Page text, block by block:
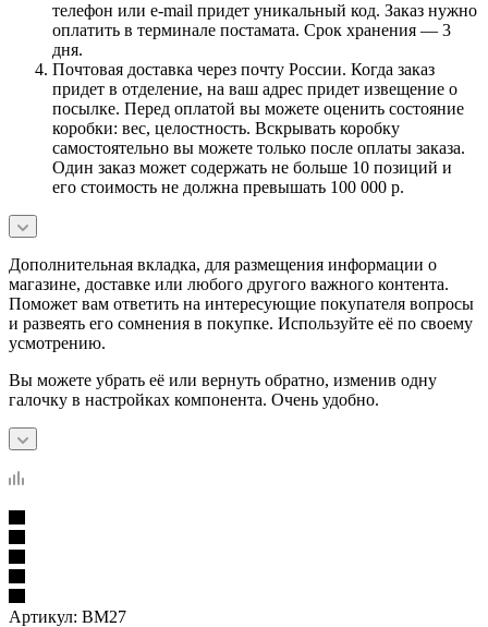
телефон или e-mail придет уникальный код. Заказ нужно
оплатить в терминале постамата. Срок хранения — 3
дня.
Почтовая доставка через почту России. Когда заказ
придет в отделение, на ваш адрес придет извещение о
посылке. Перед оплатой вы можете оценить состояние
коробки: вес, целостность. Вскрывать коробку
самостоятельно вы можете только после оплаты заказа.
Один заказ может содержать не больше 10 позиций и
его стоимость не должна превышать 100 000 р.
Дополнительная вкладка, для размещения информации о
магазине, доставке или любого другого важного контента.
Поможет вам ответить на интересующие покупателя вопросы
и развеять его сомнения в покупке. Используйте её по своему
усмотрению.
Вы можете убрать её или вернуть обратно, изменив одну
галочку в настройках компонента. Очень удобно.
Артикул: BM27